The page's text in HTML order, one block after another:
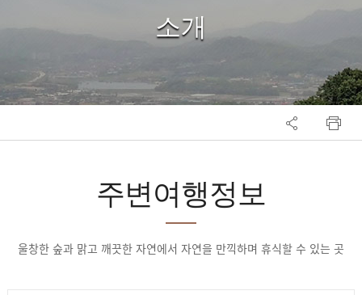
소개
주변여행정보
울창한 숲과 맑고 깨끗한 자연에서 자연을 만끽하며 휴식할 수 있는 곳